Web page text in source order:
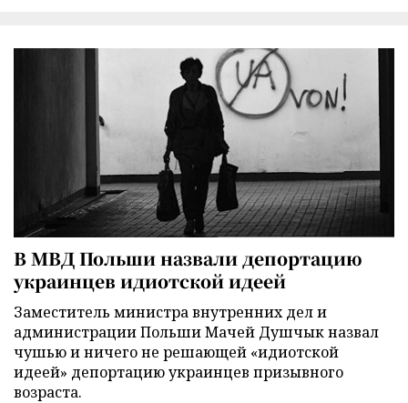
В МВД Польши назвали депортацию
украинцев идиотской идеей
Заместитель министра внутренних дел и
администрации Польши Мачей Душчык назвал
чушью и ничего не решающей «идиотской
идеей» депортацию украинцев призывного
возраста.